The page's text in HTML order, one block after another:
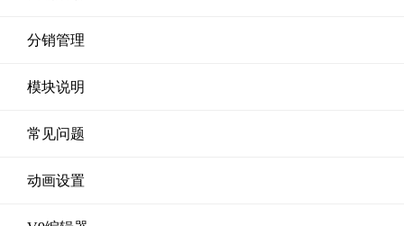
分销管理
模块说明
常见问题
动画设置